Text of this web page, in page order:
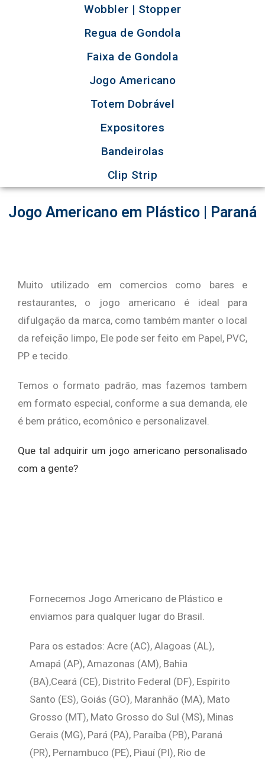
Wobbler | Stopper
Regua de Gondola
Faixa de Gondola
Jogo Americano
Totem Dobrável
Expositores
Bandeirolas
Clip Strip
Jogo Americano em Plástico | Paraná
Muito utilizado em comercios como bares e
restaurantes, o jogo americano é ideal para
difulgação da marca, como também manter o local
da refeição limpo, Ele pode ser feito em Papel, PVC,
PP e tecido.
Temos o formato padrão, mas fazemos tambem
em formato especial, conforme a sua demanda, ele
é bem prático, ecomônico e personalizavel.
Que tal adquirir um jogo americano personalisado
com a gente?
Fornecemos Jogo Americano de Plástico e
enviamos para qualquer lugar do Brasil.
Para os estados: Acre (AC), Alagoas (AL),
Amapá (AP), Amazonas (AM), Bahia
(BA),Ceará (CE), Distrito Federal (DF), Espírito
Santo (ES), Goiás (GO), Maranhão (MA), Mato
Grosso (MT), Mato Grosso do Sul (MS), Minas
Gerais (MG), Pará (PA), Paraíba (PB), Paraná
(PR), Pernambuco (PE), Piauí (PI), Rio de